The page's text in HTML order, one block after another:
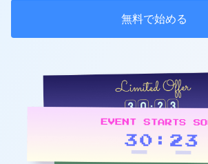
無料で始める